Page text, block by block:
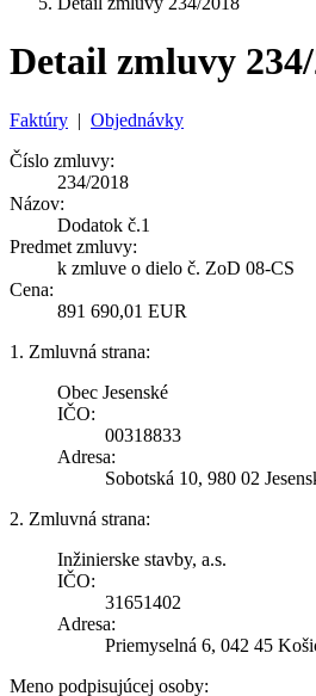
Detail zmluvy
Faktúry | Objednávky
Číslo zmluvy:
234/2018
Názov:
Dodatok č.1
Predmet zmluvy:
k zmluve o dielo č. ZoD 08-CS
Cena:
891 690,01 EUR
1. Zmluvná strana:
Obec Jesenské
IČO:
00318833
Adresa:
Sobotská 10, 980 02
2. Zmluvná strana:
Inžinierske stavby, a.s.
IČO:
31651402
Adresa:
Priemyselná 6, 042 45
Meno podpisujúcej osoby: